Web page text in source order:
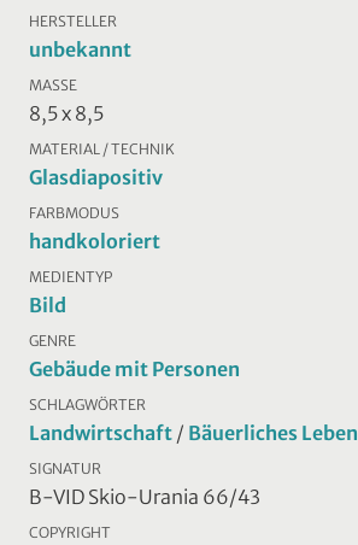
HERSTELLER
unbekannt
MASSE
8,5 x 8,5
MATERIAL / TECHNIK
Glasdiapositiv
FARBMODUS
handkoloriert
MEDIENTYP
Bild
GENRE
Gebäude mit Personen
SCHLAGWÖRTER
Landwirtschaft / Bäuerliches Leben
SIGNATUR
B-VID Skio-Urania 66/43
COPYRIGHT